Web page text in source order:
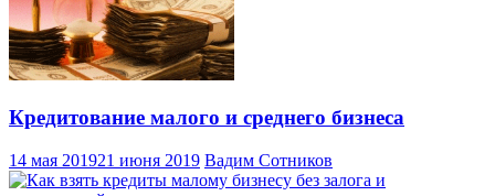
Кредитование малого и среднего бизнеса
14 мая 201921 июня 2019 Вадим Сотников